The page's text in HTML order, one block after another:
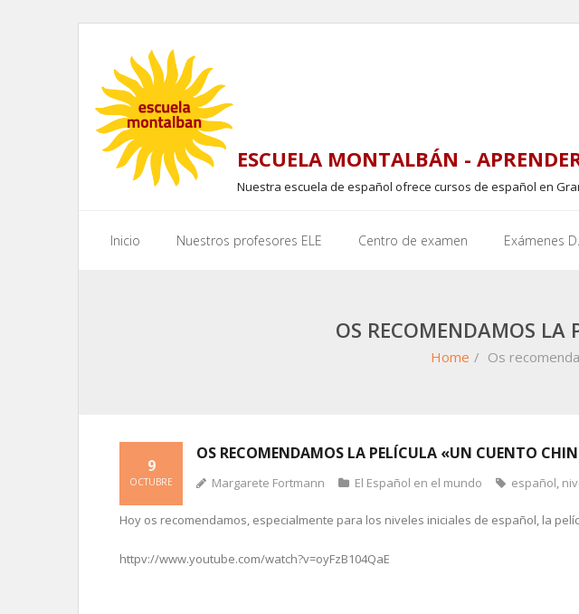
content
ESCUELA MONTALBÁN -
Nuestra escuela de español ofrece cursos de español en
Inicio Nuestros profesores ELE Centro de examen Exámenes
OS RECOMENDAMOS
Home / Os
OS RECOMENDAMOS LA PELÍCULA «UN CUENTO
9
OCTUBRE Margarete Fortmann El Español en el mundo español,
Hoy os recomendamos, especialmente para los niveles iniciales de español, la
httpv://www.youtube.com/watch?v=oyFzB104QaE